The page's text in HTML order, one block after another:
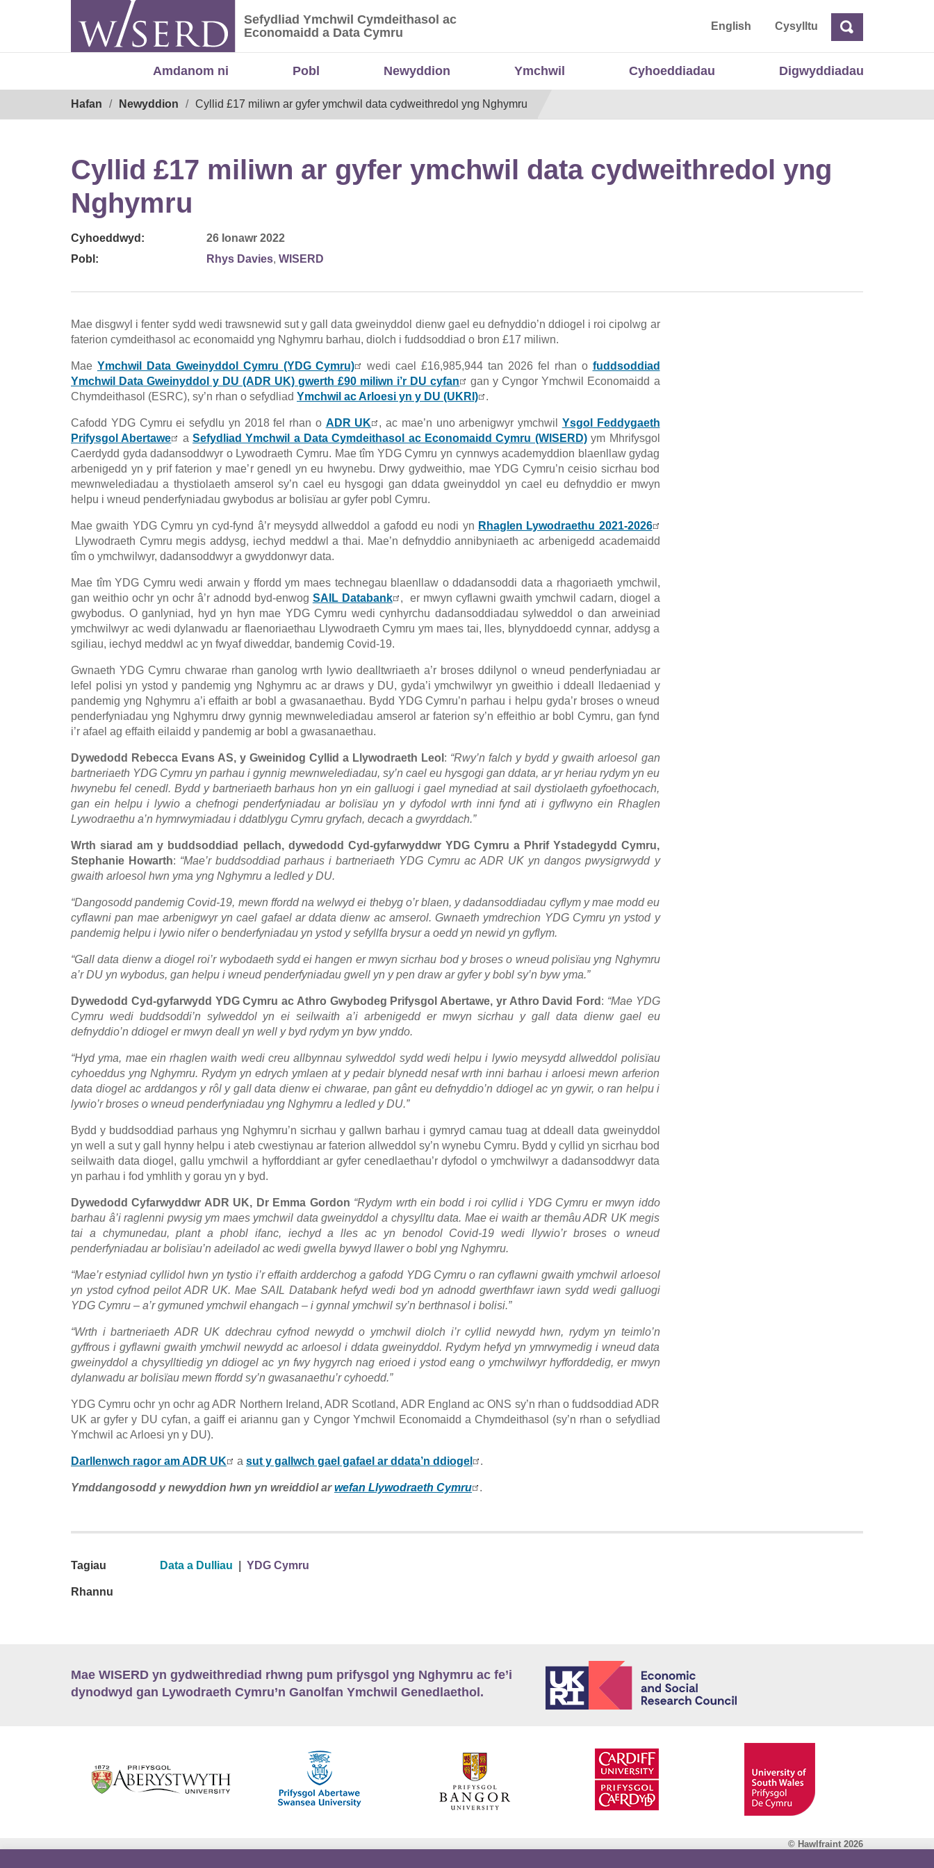
Sefydliad Ymchwil Cymdeithasol ac Economaidd a Data Cymru
Sefydliad Ymchwil Cymdeithasol ac
Economaidd a Data Cymru
English CysylltuChwilio
Amdanom ni Pobl Newyddion Ymchwil Cyhoeddiadau Digwyddiadau
Hafan Newyddion Cyllid £17 miliwn ar gyfer ymchwil data cydweithredol yng Nghymru
Cyllid £17 miliwn ar gyfer ymchwil data cydweithredol yng
Nghymru
Cyhoeddwyd:
26 Ionawr 2022
Pobl:
Rhys Davies, WISERD
Mae disgwyl i fenter sydd wedi trawsnewid sut y gall data gweinyddol dienw gael eu defnyddio’n ddiogel i roi cipolwg ar
faterion cymdeithasol ac economaidd yng Nghymru barhau, diolch i fuddsoddiad o bron £17 miliwn.
Mae Ymchwil Data Gweinyddol Cymru (YDG Cymru) wedi cael £16,985,944 tan 2026 fel rhan o fuddsoddiad
Ymchwil Data Gweinyddol y DU (ADR UK) gwerth £90 miliwn i’r DU cyfan
gan y Cyngor Ymchwil Economaidd a
Chymdeithasol (ESRC), sy’n rhan o sefydliad Ymchwil ac Arloesi yn y DU (UKRI) .
Cafodd YDG Cymru ei sefydlu yn 2018 fel rhan o ADR UK , ac mae’n uno arbenigwyr ymchwil Ysgol Feddygaeth
Prifysgol Abertawe
aSefydliad Ymchwil a Data Cymdeithasol ac Economaidd Cymru (WISERD)ym Mhrifysgol
Caerdydd gyda dadansoddwyr o Lywodraeth Cymru. Mae tîm YDG Cymru yn cynnwys academyddion blaenllaw gydag
arbenigedd yn y prif faterion y mae’r genedl yn eu hwynebu. Drwy gydweithio, mae YDG Cymru’n ceisio sicrhau bod
mewnwelediadau a thystiolaeth amserol sy’n cael eu hysgogi gan ddata gweinyddol yn cael eu defnyddio er mwyn
helpu i wneud penderfyniadau gwybodus ar bolisïau ar gyfer pobl Cymru.
Mae gwaith YDG Cymru yn cyd-fynd â’r meysydd allweddol a gafodd eu nodi yn Rhaglen Lywodraethu 2021-2026
Llywodraeth Cymru megis addysg, iechyd meddwl a thai. Mae’n defnyddio annibyniaeth ac arbenigedd academaidd
tîm o ymchwilwyr, dadansoddwyr a gwyddonwyr data.
Mae tîm YDG Cymru wedi arwain y ffordd ym maes technegau blaenllaw o ddadansoddi data a rhagoriaeth ymchwil,
gan weithio ochr yn ochr â’r adnodd byd-enwog SAIL Databank
, er mwyn cyflawni gwaith ymchwil cadarn, diogel a
gwybodus. O ganlyniad, hyd yn hyn mae YDG Cymru wedi cynhyrchu dadansoddiadau sylweddol o dan arweiniad
ymchwilwyr ac wedi dylanwadu ar flaenoriaethau Llywodraeth Cymru ym maes tai, lles, blynyddoedd cynnar, addysg a
sgiliau, iechyd meddwl ac yn fwyaf diweddar, bandemig Covid-19.
Gwnaeth YDG Cymru chwarae rhan ganolog wrth lywio dealltwriaeth a’r broses ddilynol o wneud penderfyniadau ar
lefel polisi yn ystod y pandemig yng Nghymru ac ar draws y DU, gyda’i ymchwilwyr yn gweithio i ddeall lledaeniad y
pandemig yng Nghymru a’i effaith ar bobl a gwasanaethau. Bydd YDG Cymru’n parhau i helpu gyda’r broses o wneud
penderfyniadau yng Nghymru drwy gynnig mewnwelediadau amserol ar faterion sy’n effeithio ar bobl Cymru, gan fynd
i’r afael ag effaith eilaidd y pandemig ar bobl a gwasanaethau.
Dywedodd Rebecca Evans AS, y Gweinidog Cyllid a Llywodraeth Leol : “Rwy’n falch y bydd y gwaith arloesol gan
bartneriaeth YDG Cymru yn parhau i gynnig mewnwelediadau, sy’n cael eu hysgogi gan ddata, ar yr heriau rydym yn eu
hwynebu fel cenedl. Bydd y bartneriaeth barhaus hon yn ein galluogi i gael mynediad at sail dystiolaeth gyfoethocach,
gan ein helpu i lywio a chefnogi penderfyniadau ar bolisïau yn y dyfodol wrth inni fynd ati i gyflwyno ein Rhaglen
Lywodraethu a’n hymrwymiadau i ddatblygu Cymru gryfach, decach a gwyrddach.”
Wrth siarad am y buddsoddiad pellach, dywedodd Cyd-gyfarwyddwr YDG Cymru a Phrif Ystadegydd Cymru,
Stephanie Howarth: “Mae’r buddsoddiad parhaus i bartneriaeth YDG Cymru ac ADR UK yn dangos pwysigrwydd y
gwaith arloesol hwn yma yng Nghymru a ledled y DU.
“Dangosodd pandemig Covid-19, mewn ffordd na welwyd ei thebyg o’r blaen, y dadansoddiadau cyflym y mae modd eu
cyflawni pan mae arbenigwyr yn cael gafael ar ddata dienw ac amserol. Gwnaeth ymdrechion YDG Cymru yn ystod y
pandemig helpu i lywio nifer o benderfyniadau yn ystod y sefyllfa brysur a oedd yn newid yn gyflym.
“Gall data dienw a diogel roi’r wybodaeth sydd ei hangen er mwyn sicrhau bod y broses o wneud polisïau yng Nghymru
a’r DU yn wybodus, gan helpu i wneud penderfyniadau gwell yn y pen draw ar gyfer y bobl sy’n byw yma.”
Dywedodd Cyd-gyfarwydd YDG Cymru ac Athro Gwybodeg Prifysgol Abertawe, yr Athro David Ford : “Mae YDG
Cymru wedi buddsoddi’n sylweddol yn ei seilwaith a’i arbenigedd er mwyn sicrhau y gall data dienw gael eu
defnyddio’n ddiogel er mwyn deall yn well y byd rydym yn byw ynddo.
“Hyd yma, mae ein rhaglen waith wedi creu allbynnau sylweddol sydd wedi helpu i lywio meysydd allweddol polisïau
cyhoeddus yng Nghymru. Rydym yn edrych ymlaen at y pedair blynedd nesaf wrth inni barhau i arloesi mewn arferion
data diogel ac arddangos y rôl y gall data dienw ei chwarae, pan gânt eu defnyddio’n ddiogel ac yn gywir, o ran helpu i
lywio’r broses o wneud penderfyniadau yng Nghymru a ledled y DU.”
Bydd y buddsoddiad parhaus yng Nghymru’n sicrhau y gallwn barhau i gymryd camau tuag at ddeall data gweinyddol
yn well a sut y gall hynny helpu i ateb cwestiynau ar faterion allweddol sy’n wynebu Cymru. Bydd y cyllid yn sicrhau bod
seilwaith data diogel, gallu ymchwil a hyfforddiant ar gyfer cenedlaethau’r dyfodol o ymchwilwyr a dadansoddwyr data
yn parhau i fod ymhlith y gorau yn y byd.
Dywedodd Cyfarwyddwr ADR UK, Dr Emma Gordon “Rydym wrth ein bodd i roi cyllid i YDG Cymru er mwyn iddo
barhau â’i raglenni pwysig ym maes ymchwil data gweinyddol a chysylltu data. Mae ei waith ar themâu ADR UK megis
tai a chymunedau, plant a phobl ifanc, iechyd a lles ac yn benodol Covid-19 wedi llywio’r broses o wneud
penderfyniadau ar bolisïau’n adeiladol ac wedi gwella bywyd llawer o bobl yng Nghymru.
“Mae’r estyniad cyllidol hwn yn tystio i’r effaith ardderchog a gafodd YDG Cymru o ran cyflawni gwaith ymchwil arloesol
yn ystod cyfnod peilot ADR UK. Mae SAIL Databank hefyd wedi bod yn adnodd gwerthfawr iawn sydd wedi galluogi
YDG Cymru – a’r gymuned ymchwil ehangach – i gynnal ymchwil sy’n berthnasol i bolisi.”
“Wrth i bartneriaeth ADR UK ddechrau cyfnod newydd o ymchwil diolch i’r cyllid newydd hwn, rydym yn teimlo’n
gyffrous i gyflawni gwaith ymchwil newydd ac arloesol i ddata gweinyddol. Rydym hefyd yn ymrwymedig i wneud data
gweinyddol a chysylltiedig yn ddiogel ac yn fwy hygyrch nag erioed i ystod eang o ymchwilwyr hyfforddedig, er mwyn
dylanwadu ar bolisïau mewn ffordd sy’n gwasanaethu’r cyhoedd.”
YDG Cymru ochr yn ochr ag ADR Northern Ireland, ADR Scotland, ADR England ac ONS sy’n rhan o fuddsoddiad ADR
UK ar gyfer y DU cyfan, a gaiff ei ariannu gan y Cyngor Ymchwil Economaidd a Chymdeithasol (sy’n rhan o sefydliad
Ymchwil ac Arloesi yn y DU).
Darllenwch ragor am ADR UK a sut y gallwch gael gafael ar ddata’n ddiogel .
Ymddangosodd y newyddion hwn yn wreiddiol arwefan Llywodraeth Cymru .
Tagiau Data a Dulliau YDG Cymru
Rhannu
Mae WISERD yn gydweithrediad rhwng pum prifysgol yng Nghymru ac fe’i
dynodwyd gan Lywodraeth Cymru’n Ganolfan Ymchwil Genedlaethol.
© Hawlfraint 2026